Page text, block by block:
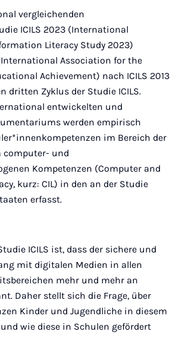
vergleichenden
ICILS 2023 (International
Literacy Study 2023)
Association for the
Achievement) nach ICILS 2013
dritten Zyklus der Studie ICILS.
entwickelten und
werden empirisch
im Bereich der
computer- und
Kompetenzen (Computer and
kurz: CIL) in den an der Studie
erfasst.
ICILS ist, dass der sichere und
mit digitalen Medien in allen
mehr und mehr an
Daher stellt sich die Frage, über
Kinder und Jugendliche in diesem
wie diese in Schulen gefördert